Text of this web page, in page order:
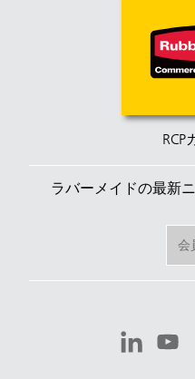
RCP
ラバーメイドの最新
会